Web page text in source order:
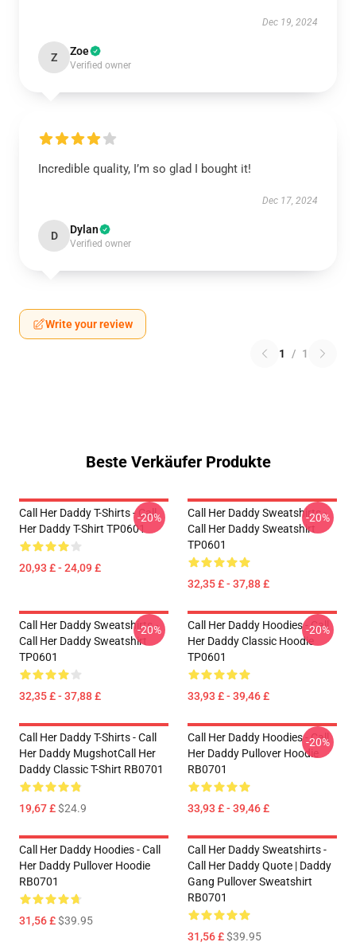
Dec 19, 2024
Z Zoe
Verified owner
Incredible quality, I’m so glad I bought it!
Dec 17, 2024
D Dylan
Verified owner
Write your review
1 / 1
Beste Verkäufer Produkte
Call Her Daddy T-Shirts - Call
Her Daddy T-Shirt TP0601
20,93 £ - 24,09 £
-20%
Call Her Daddy Sweatshirts -
Call Her Daddy Sweatshirt
TP0601
32,35 £ - 37,88 £
-20%
Call Her Daddy Sweatshirts -
Call Her Daddy Sweatshirt
TP0601
32,35 £ - 37,88 £
-20%
Call Her Daddy Hoodies - Call
Her Daddy Classic Hoodie
TP0601
33,93 £ - 39,46 £
-20%
Call Her Daddy T-Shirts - Call
Her Daddy MugshotCall Her
Daddy Classic T-Shirt RB0701
19,67 £$24.9
Call Her Daddy Hoodies - Call
Her Daddy Pullover Hoodie
RB0701
33,93 £ - 39,46 £
-20%
Call Her Daddy Hoodies - Call
Her Daddy Pullover Hoodie
RB0701
31,56 £$39.95
Call Her Daddy Sweatshirts -
Call Her Daddy Quote | Daddy
Gang Pullover Sweatshirt
RB0701
31,56 £$39.95